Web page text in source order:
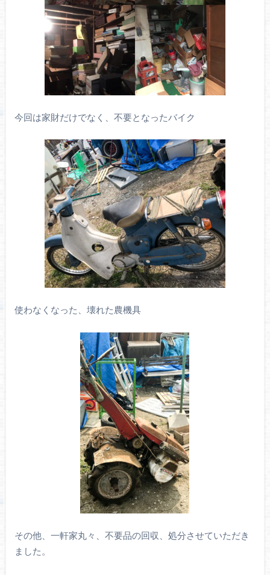
今回は家財だけでなく、不要となったバイク
使わなくなった、壊れた農機具
その他、一軒家丸々、不要品の回収、処分させていただき
ました。